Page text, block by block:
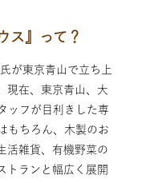
ス』って？
が東京青山で立ち上
現在、東京青山、大
ッフが目利きした専
もちろん、木製のお
活雑貨、有機野菜の
トランと幅広く展開